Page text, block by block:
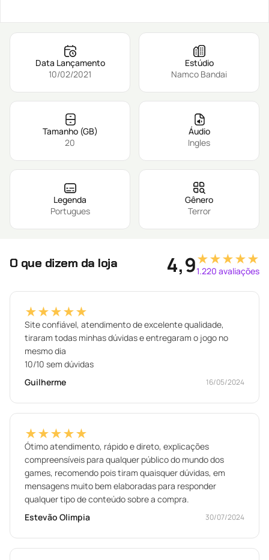
Data Lançamento
10/02/2021
Estúdio
Namco Bandai
Tamanho (GB)
20
Áudio
Ingles
Legenda
Portugues
Gênero
Terror
O que dizem da loja 4,9★★★★★
1.220 avaliações
★★★★★
Site confiável, atendimento de excelente qualidade,
tiraram todas minhas dúvidas e entregaram o jogo no
mesmo dia
10/10 sem dúvidas
Guilherme
16/05/2024
★★★★★
Ótimo atendimento, rápido e direto, explicações
compreensíveis para qualquer público do mundo dos
games, recomendo pois tiram quaisquer dúvidas, em
mensagens muito bem elaboradas para responder
qualquer tipo de conteúdo sobre a compra.
Estevão Olimpia
30/07/2024